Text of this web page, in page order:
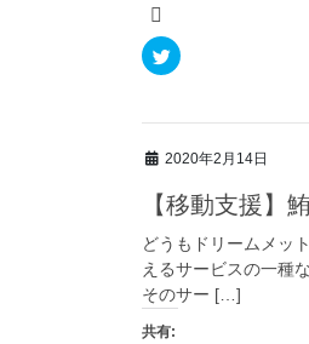
ド
ウ
で
ま
ク
リ
て
w
i
t
e
で
共
有
新
し
い
2020年2月14日
【移動支援】
どうもドリームメッ
えるサービスの一種
そのサー […]
共有: